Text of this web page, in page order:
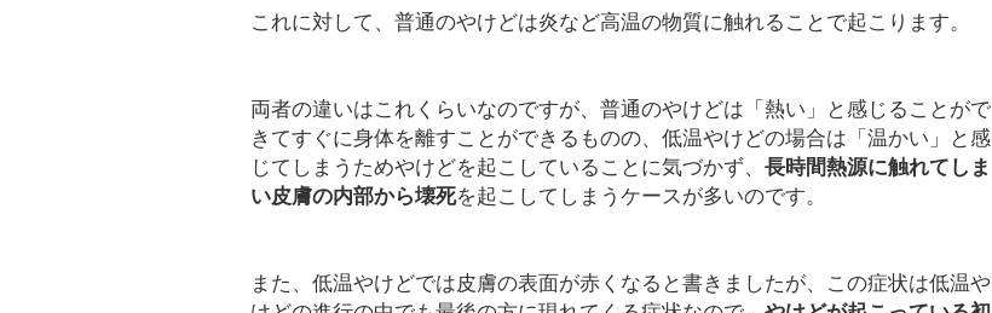
これに対して、普通のやけどは炎など高温の物質に触れることで起こります。
両者の違いはこれくらいなのですが、普通のやけどは「熱い」と感じることがで
きてすぐに身体を離すことができるものの、低温やけどの場合は「温かい」と感
じてしまうためやけどを起こしていることに気づかず、 長時間熱源に触れてしま
い皮膚の内部から壊死を起こしてしまうケースが多いのです。
また、低温やけどでは皮膚の表面が赤くなると書きましたが、この症状は低温や